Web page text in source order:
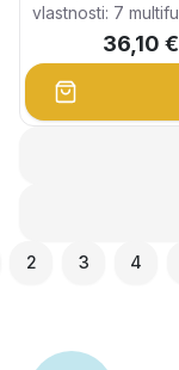
vlastnosti: 7
originálnych
vankúšik na
36,10 €
2 3 4